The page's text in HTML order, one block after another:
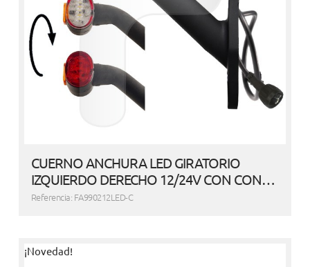
CUERNO ANCHURA LED GIRATORIO
IZQUIERDO DERECHO 12/24V CON CON…
Referencia: FA990212LED-C
¡Novedad!